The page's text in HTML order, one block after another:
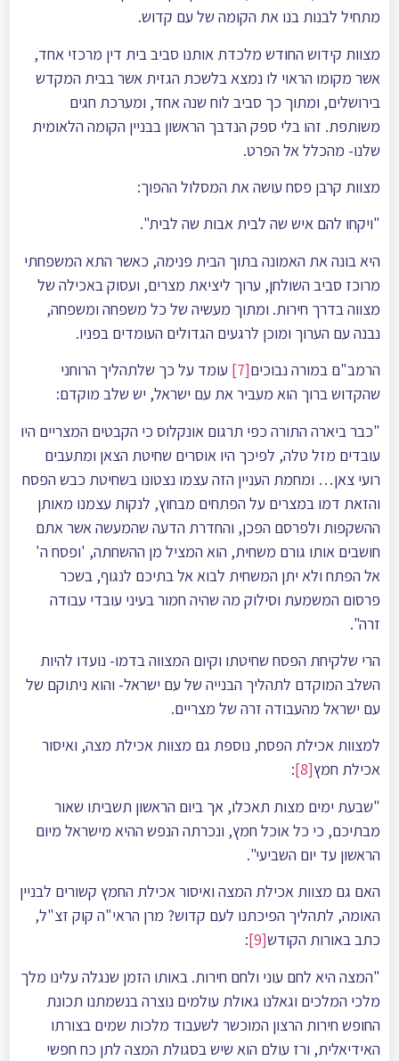
מתחיל לבנות בנו את הקומה של עם קדוש.
מצוות קידוש החודש מלכדת אותנו סביב בית דין מרכזי אחד,
אשר מקומו הראוי לו נמצא בלשכת הגזית אשר בבית המקדש
בירושלים, ומתוך כך סביב לוח שנה אחד, ומערכת חגים
משותפת. זהו בלי ספק הנדבך הראשון בבניין הקומה הלאומית
שלנו- מהכלל אל הפרט.
מצוות קרבן פסח עושה את המסלול ההפוך:
"ויקחו להם איש שה לבית אבות שה לבית".
היא בונה את האמונה בתוך הבית פנימה, כאשר התא המשפחתי
מרוכז סביב השולחן, ערוך ליציאת מצרים, ועסוק באכילה של
מצווה בדרך חירות. ומתוך מעשיה של כל משפחה ומשפחה,
נבנה עם הערוך ומוכן לרגעים הגדולים העומדים בפניו.
הרמב"ם במורה נבוכים[7]
עומד על כך שלתהליך הרוחני
שהקדוש ברוך הוא מעביר את עם ישראל, יש שלב מוקדם:
"כבר ביארה התורה כפי תרגום אונקלוס כי הקבטים המצריים היו
עובדים מזל טלה, לפיכך היו אוסרים שחיטת הצאן ומתעבים
רועי צאן… ומחמת העניין הזה עצמו נצטונו בשחיטת כבש הפסח
והזאת דמו במצרים על הפתחים מבחוץ, לנקות עצמנו מאותן
ההשקפות ולפרסם הפכן, והחדרת הדעה שהמעשה אשר אתם
חושבים אותו גורם משחית, הוא המציל מן ההשחתה, 'ופסח ה'
אל הפתח ולא יתן המשחית לבוא אל בתיכם לנגוף, בשכר
פרסום המשמעת וסילוק מה שהיה חמור בעיני עובדי עבודה
זרה".
הרי שלקיחת הפסח שחיטתו וקיום המצווה בדמו- נועדו להיות
השלב המוקדם לתהליך הבנייה של עם ישראל- והוא ניתוקם של
עם ישראל מהעבודה זרה של מצריים.
למצוות אכילת הפסח, נוספת גם מצוות אכילת מצה, ואיסור
אכילת חמץ[8]
:
"שבעת ימים מצות תאכלו, אך ביום הראשון תשביתו שאור
מבתיכם, כי כל אוכל חמץ, ונכרתה הנפש ההיא מישראל מיום
הראשון עד יום השביעי".
האם גם מצוות אכילת המצה ואיסור אכילת החמץ קשורים לבניין
האומה, לתהליך הפיכתנו לעם קדוש? מרן הראי"ה קוק זצ"ל,
כתב באורות הקודש[9]
:
"המצה היא לחם עוני ולחם חירות. באותו הזמן שנגלה עלינו מלך
מלכי המלכים וגאלנו גאולת עולמים נוצרה בנשמתנו תכונת
החופש חירות הרצון המוכשר לשעבוד מלכות שמים בצורתו
האידיאלית, ורז עולם הוא שיש בסגולת המצה לתן כח חפשי